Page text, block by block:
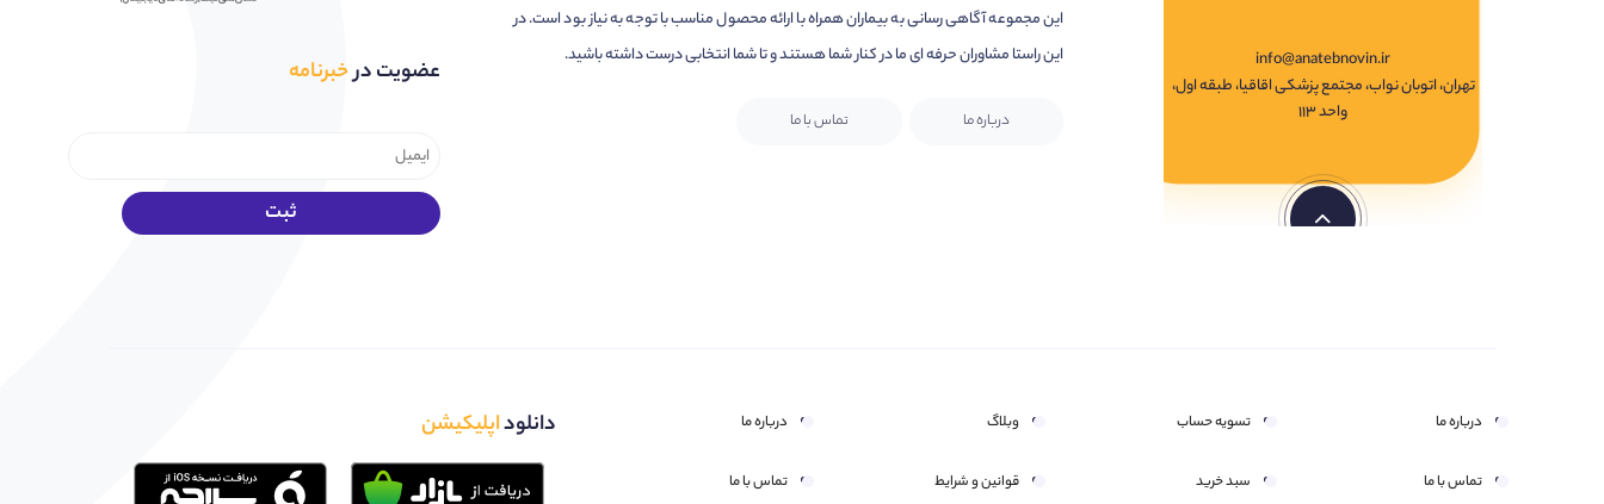
info@anatebnovin.ir
تهران، اتوبان نواب، مجتمع پزشکی اقاقیا، طبقه اول،
واحد ۱۱۳
این مجموعه آگاهی رسانی به بیماران همراه با ارائه محصول مناسب با توجه به نیاز بود است. در
این راستا مشاوران حرفه ای ما در کنار شما هستند و تا شما انتخابی درست داشته باشید.
درباره ما تماس با ما
عضویت درخبرنامه
درباره ما
تماس با ما
تسویه حساب
سبد خرید
وبلاگ
قوانین و شرایط
درباره ما
تماس با ما
دانلوداپلیکیشن